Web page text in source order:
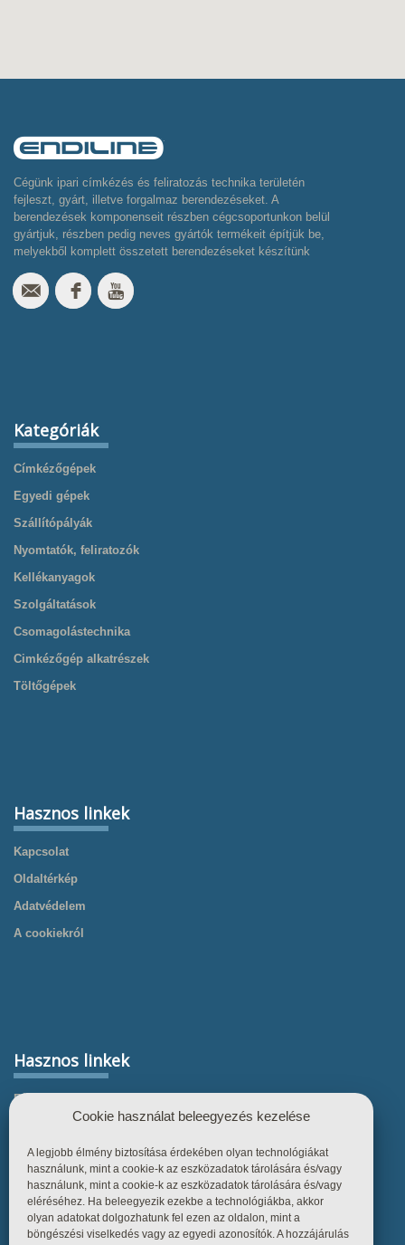
Cégünk ipari címkézés és feliratozás technika területén
fejleszt, gyárt, illetve forgalmaz berendezéseket. A
berendezések komponenseit részben cégcsoportunkon belül
gyártjuk, részben pedig neves gyártók termékeit építjük be,
melyekből komplett összetett berendezéseket készítünk
Kategóriák
Címkézőgépek
Egyedi gépek
Szállítópályák
Nyomtatók, feliratozók
Kellékanyagok
Szolgáltatások
Csomagolástechnika
Cimkézőgép alkatrészek
Töltőgépek
Hasznos linkek
Kapcsolat
Oldaltérkép
Adatvédelem
A cookiekról
Hasznos linkek
Főoldal
Referenciák
Tudástár
Üzletszabályzat
Kapcsolat
Cookie használat beleegyezés kezelése
A legjobb élmény biztosítása érdekében olyan technológiákat
használunk, mint a cookie-k az eszközadatok tárolására és/vagy
használunk, mint a cookie-k az eszközadatok tárolására és/vagy
eléréséhez. Ha beleegyezik ezekbe a technológiákba, akkor
olyan adatokat dolgozhatunk fel ezen az oldalon, mint a
böngészési viselkedés vagy az egyedi azonosítók. A hozzájárulás